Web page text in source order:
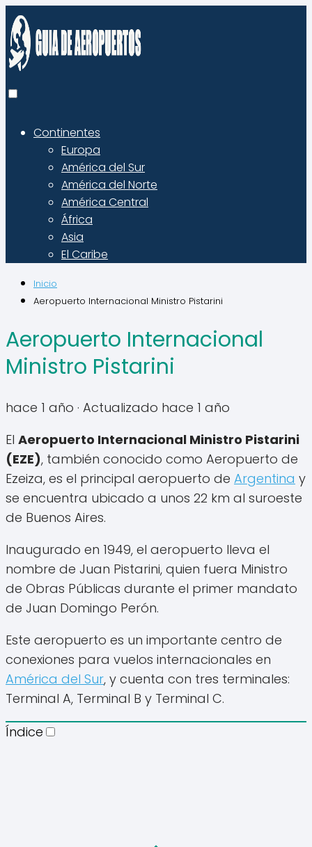
Continentes
Europa
América del Sur
América del Norte
América Central
África
Asia
El Caribe
Inicio
Aeropuerto Internacional Ministro Pistarini
Aeropuerto Internacional
Ministro Pistarini
hace 1 año · Actualizado hace 1 año
El Aeropuerto Internacional Ministro Pistarini
(EZE), también conocido como Aeropuerto de
Ezeiza, es el principal aeropuerto de Argentina y
se encuentra ubicado a unos 22 km al suroeste
de Buenos Aires.
Inaugurado en 1949, el aeropuerto lleva el
nombre de Juan Pistarini, quien fuera Ministro
de Obras Públicas durante el primer mandato
de Juan Domingo Perón.
Este aeropuerto es un importante centro de
conexiones para vuelos internacionales en
América del Sur, y cuenta con tres terminales:
Terminal A, Terminal B y Terminal C.
Índice